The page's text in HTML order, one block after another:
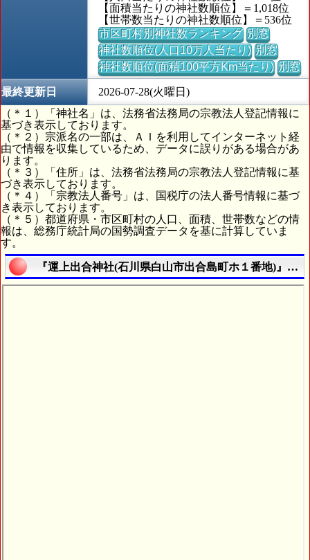
【面積当たりの神社数順位】＝1,018位
【世帯数当たりの神社数順位】＝536位
市区町村別神社数ランキング 別窓
神社数順位(人口10万人当たり) 別窓
神社数順位(面積100平方Km当たり) 別窓
最終更新日
2026-07-28(火曜日)
（＊１）「神社名」は、法務省法務局の宗教法人登記情報に
基づき表示しております。
（＊２）宗派名の一部は、ＡＩを利用してインターネット経
由で情報を収集しているため、データに誤りがある場合があ
ります。
（＊３）「住所」は、法務省法務局の宗教法人登記情報に基
づき表示しております。
（＊４）「宗教法人番号」は、国税庁の法人番号情報に基づ
き表示しております。
（＊５）都道府県・市区町村の人口、面積、世帯数などの情
報は、総務庁統計局の国勢調査データを基に計算していま
す。
『運上出合神社(石川県白山市出合島町ホ１番地)』の